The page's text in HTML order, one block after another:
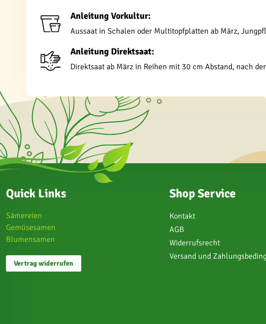
Anleitung Vorkultur:
Aussaat in Schalen oder Multitopfplatten ab März,
Anleitung Direktsaat:
Direktsaat ab März in Reihen mit 30 cm Abstand, nach
Quick Links
Sämereien
Gemüsesamen
Blumensamen
Vertrag widerrufen
Shop Service
Kontakt
AGB
Widerrufsrecht
Versand und